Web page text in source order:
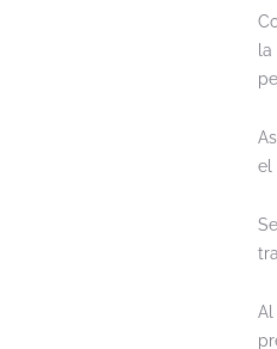
el
Al